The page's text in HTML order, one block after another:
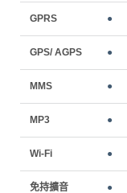
GPRS ●
GPS/ AGPS ●
MMS ●
MP3 ●
Wi-Fi ●
免持擴音 ●